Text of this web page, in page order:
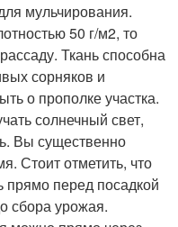
мульчирования.
50 г/м2, то
Ткань способна
сорняков и
о прополке участка.
солнечный свет,
Вы существенно
Стоит отметить, что
прямо перед посадкой
сбора урожая.